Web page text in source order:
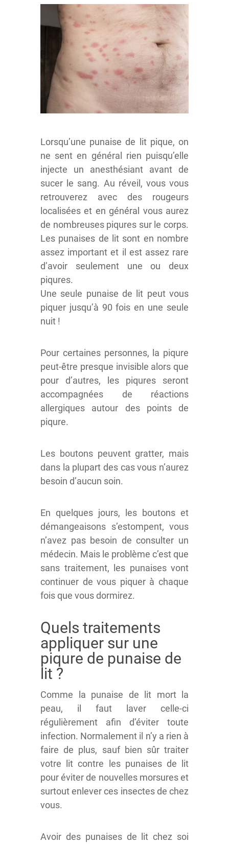
Lorsqu’une punaise de lit pique, on
ne sent en général rien puisqu’elle
injecte un anesthésiant avant de
sucer le sang. Au réveil, vous vous
retrouverez avec des rougeurs
localisées et en général vous aurez
de nombreuses piqures sur le corps.
Les punaises de lit sont en nombre
assez important et il est assez rare
d’avoir seulement une ou deux
piqures.
Une seule punaise de lit peut vous
piquer jusqu’à 90 fois en une seule
nuit !
Pour certaines personnes, la piqure
peut-être presque invisible alors que
pour d’autres, les piqures seront
accompagnées de réactions
allergiques autour des points de
piqure.
Les boutons peuvent gratter, mais
dans la plupart des cas vous n’aurez
besoin d’aucun soin.
En quelques jours, les boutons et
démangeaisons s’estompent, vous
n’avez pas besoin de consulter un
médecin. Mais le problème c’est que
sans traitement, les punaises vont
continuer de vous piquer à chaque
fois que vous dormirez.
Quels traitements
appliquer sur une
piqure de punaise de
lit ?
Comme la punaise de lit mort la
peau, il faut laver celle-ci
régulièrement afin d’éviter toute
infection. Normalement il n’y a rien à
faire de plus, sauf bien sûr traiter
votre lit contre les punaises de lit
pour éviter de nouvelles morsures et
surtout enlever ces insectes de chez
vous.
Avoir des punaises de lit chez soi